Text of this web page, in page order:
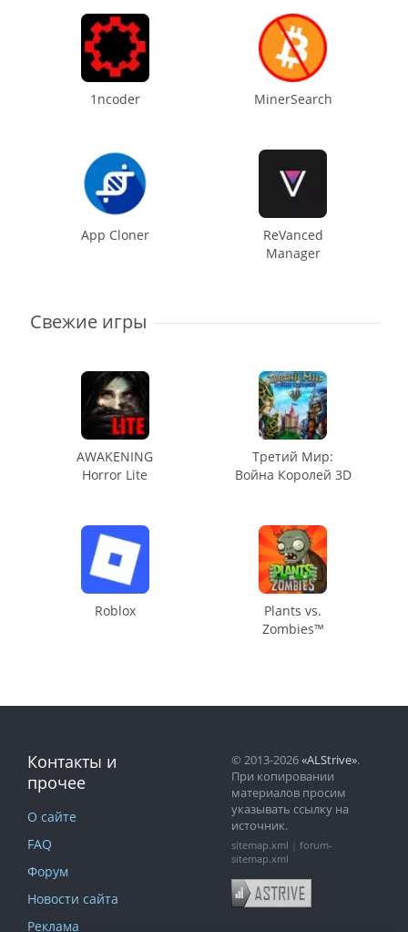
1ncoder MinerSearch
App Cloner
ReVanced
Manager
Свежие игры
AWAKENING
Horror Lite
Третий Мир:
Война Королей 3D
Roblox
Plants vs.
Zombies™
Контакты и
прочее
О сайте
FAQ
Форум
Новости сайта
Реклама
© 2013-2026«ALStrive».
При копировании
материалов просим
указывать ссылку на
источник.
sitemap.xml
forum-
sitemap.xml